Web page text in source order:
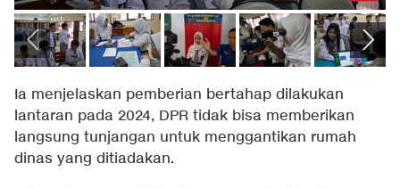
Ia menjelaskan pemberian bertahap dilakukan
lantaran pada 2024, DPR tidak bisa memberikan
langsung tunjangan untuk menggantikan rumah
dinas yang ditiadakan.